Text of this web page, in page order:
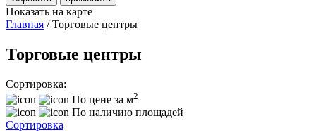
Показать на карте
Главная /Торговые центры
Торговые центры
Сортировка:
По цене за м2
По наличию площадей
Сортировка